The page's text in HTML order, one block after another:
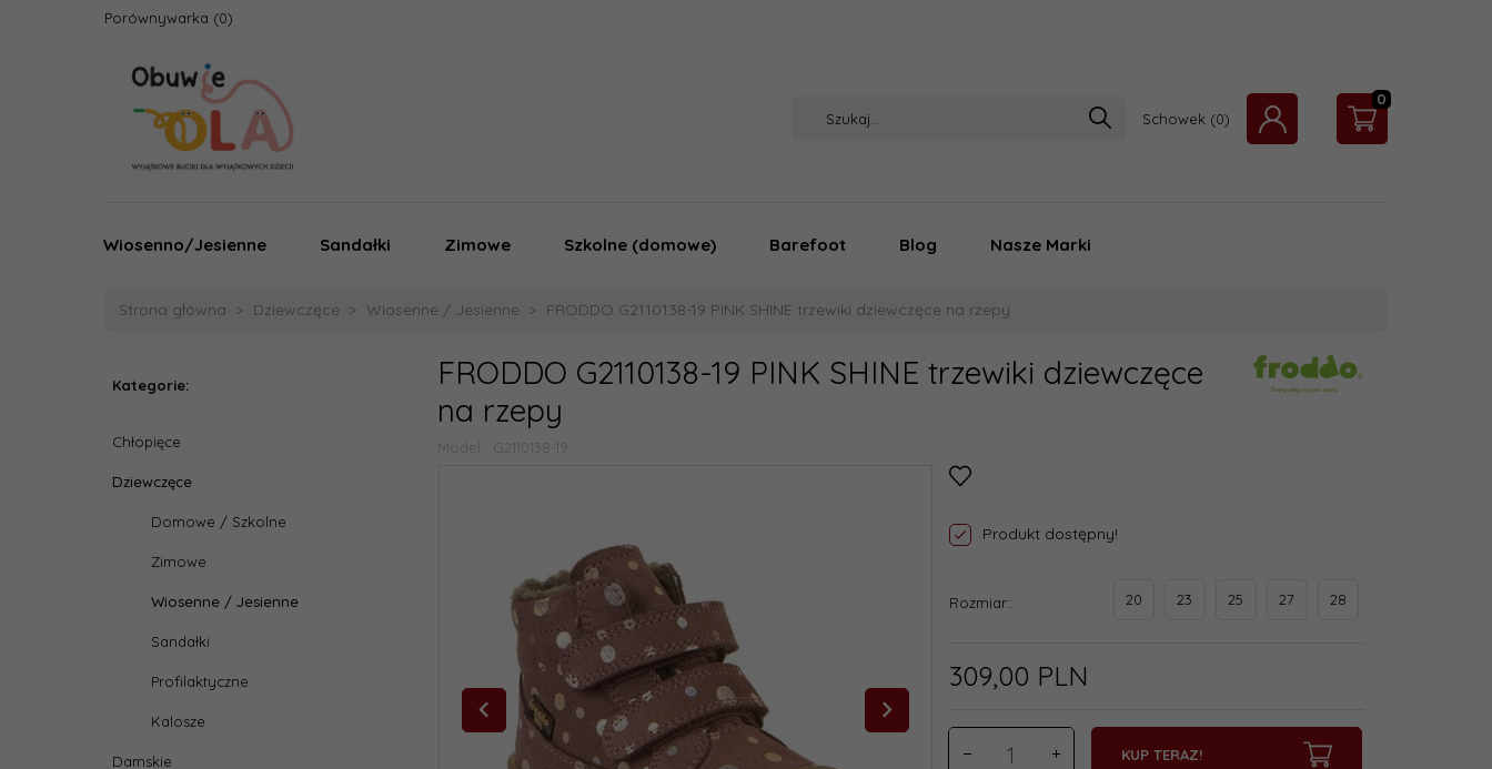
Porównywarka
Schowek
0
Wiosenno/Jesienne Sandałki Zimowe Szkolne (domowe) Barefoot Blog Nasze Marki
Strona główna Dziewczęce Wiosenne / Jesienne FRODDO G2110138-19 PINK SHINE trzewiki dziewczęce na rzepy
Kategorie:
Chłopięce
Dziewczęce
Domowe / Szkolne
Zimowe
Wiosenne / Jesienne
Sandałki
Profilaktyczne
Kalosze
Damskie
FRODDO G2110138-19 PINK SHINE trzewiki dziewczęce
na rzepy
Model: G2110138-19
Produkt dostępny!
Rozmiar:: 20 23 25 27 28
309,00 PLN
KUP TERAZ!